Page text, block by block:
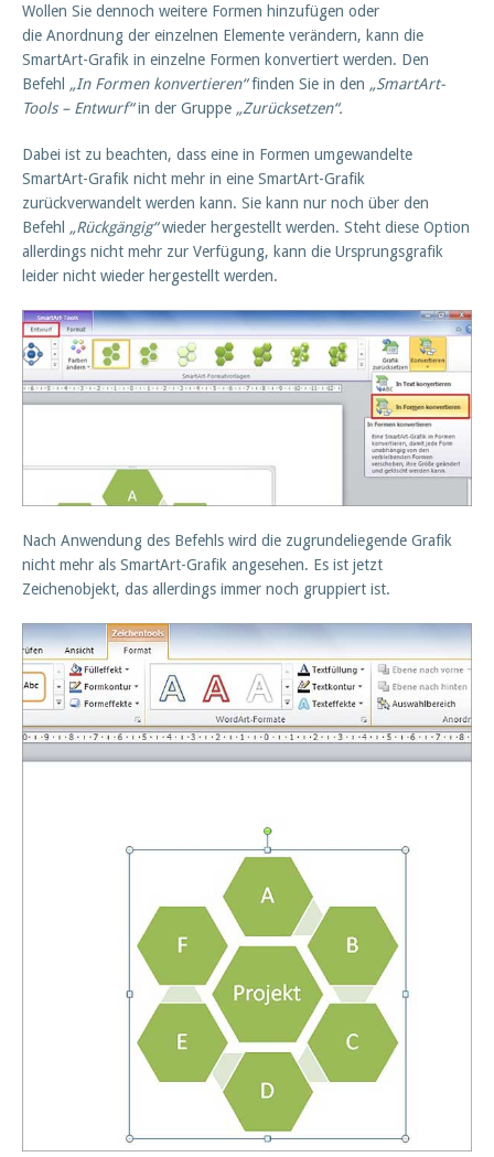
Wollen Sie dennoch weitere Formen hinzufügen oder
die Anordnung der einzelnen Elemente verändern, kann die
SmartArt-Grafik in einzelne Formen konvertiert werden. Den
Befehl „In Formen konvertieren“finden Sie in den „SmartArt-
Tools – Entwurf“in der Gruppe „Zurücksetzen“.
Dabei ist zu beachten, dass eine in Formen umgewandelte
SmartArt-Grafik nicht mehr in eine SmartArt-Grafik
zurückverwandelt werden kann. Sie kann nur noch über den
Befehl „Rückgängig“wieder hergestellt werden. Steht diese Option
allerdings nicht mehr zur Verfügung, kann die Ursprungsgrafik
leider nicht wieder hergestellt werden.
Nach Anwendung des Befehls wird die zugrundeliegende Grafik
nicht mehr als SmartArt-Grafik angesehen. Es ist jetzt
Zeichenobjekt, das allerdings immer noch gruppiert ist.